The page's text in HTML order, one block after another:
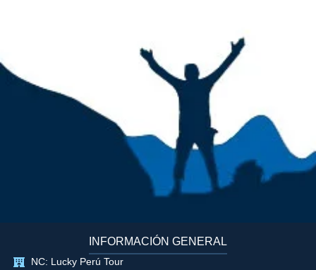
INFORMACIÓN GENERAL
NC: Lucky Perú Tour